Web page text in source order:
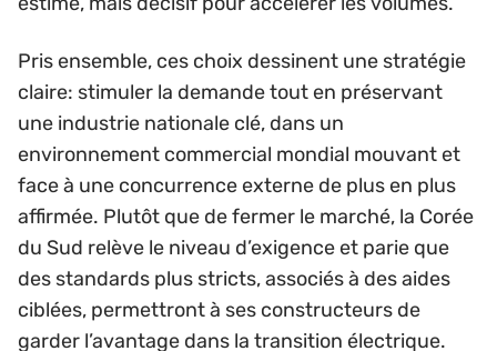
Pris ensemble, ces choix dessinent une stratégie
claire: stimuler la demande tout en préservant
une industrie nationale clé, dans un
environnement commercial mondial mouvant et
face à une concurrence externe de plus en plus
affirmée. Plutôt que de fermer le marché, la Corée
du Sud relève le niveau d’exigence et parie que
des standards plus stricts, associés à des aides
ciblées, permettront à ses constructeurs de
garder l’avantage dans la transition électrique.